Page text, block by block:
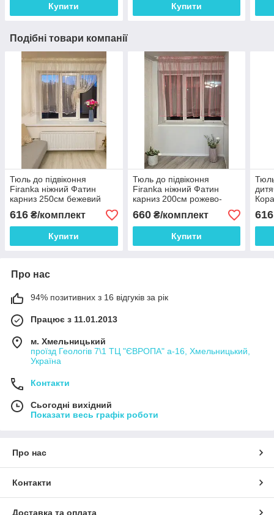
Купити Купити
Подібні товари компанії
Тюль до підвіконня
Firanka ніжний Фатин
карниз 250см бежевий
(36_5а)
616 ₴/комплект
Купити
Тюль до підвіконня
Firanka ніжний Фатин
карниз 200см рожево-
червоний (36_7а)
660₴/комплект
Купити
616
Про нас
94% позитивних з 16 відгуків за рік
Працює з 11.01.2013
м. Хмельницький
проїзд Геологів 7\1 ТЦ "ЄВРОПА" а-16, Хмельницький,
Україна
Контакти
Сьогодні вихідний
Показати весь графік роботи
Про нас
Контакти
Доставка та оплата